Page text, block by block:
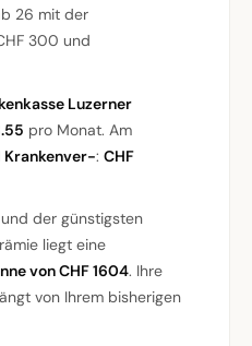
26 mit der
300 und
Luzerner
pro Monat. Am
Krankenver-: CHF
der günstigsten
liegt eine
von CHF 1604. Ihre
von Ihrem bisherigen